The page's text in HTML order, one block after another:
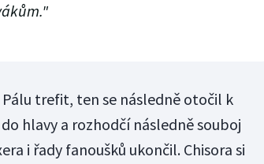
trefit, ten se následně otočil k
hlavy a rozhodčí následně souboj
i řady fanoušků ukončil. Chisora si